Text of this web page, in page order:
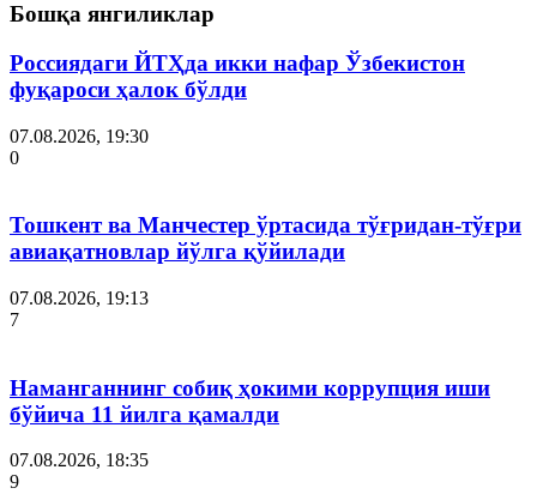
Бошқа янгиликлар
Россиядаги ЙТҲда икки нафар Ўзбекистон
фуқароси ҳалок бўлди
07.08.2026, 19:30
0
Тошкент ва Манчестер ўртасида тўғридан-тўғри
авиақатновлар йўлга қўйилади
07.08.2026, 19:13
7
Наманганнинг собиқ ҳокими коррупция иши
бўйича 11 йилга қамалди
07.08.2026, 18:35
9